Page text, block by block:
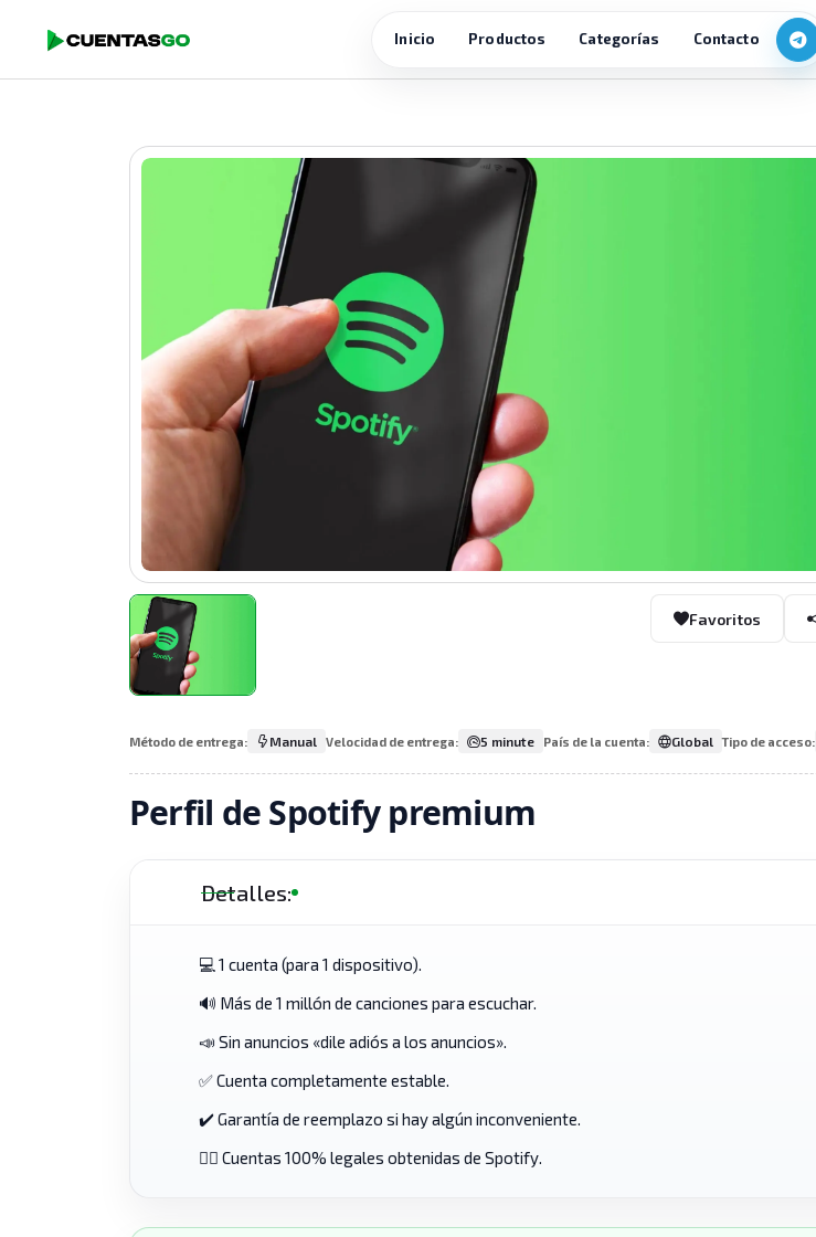
Inicio Productos Categorías Contacto
Favoritos
Método de entrega: Manual Velocidad de entrega: 5 minute País de la cuenta: Global Tipo de acceso:
Perfil de Spotify premium
Detalles:
💻 1 cuenta (para 1 dispositivo).
🔊 Más de 1 millón de canciones para escuchar.
📣 Sin anuncios «dile adiós a los anuncios».
✅ Cuenta completamente estable.
✔️ Garantía de reemplazo si hay algún inconveniente.
👨‍⚖️ Cuentas 100% legales obtenidas de Spotify.